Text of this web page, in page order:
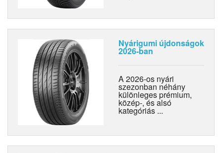
Nyárigumi újdonságok
2026-ban
A 2026-os nyári
szezonban néhány
különleges prémium,
közép-, és alsó
kategóriás ...